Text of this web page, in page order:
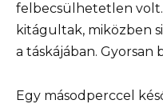
felbecsülhetetlen
kitágultak, miközben
a táskájában. Gyorsan
Egy másodperccel